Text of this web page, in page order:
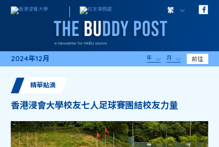
繁
2024年12月 年 月 前往
精華點滴
香港浸會大學校友七人足球賽團結校友力量